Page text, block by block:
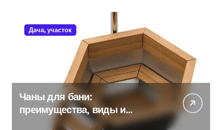
Дача, участок
Чаны для бани:
преимущества, виды и
особенности использования